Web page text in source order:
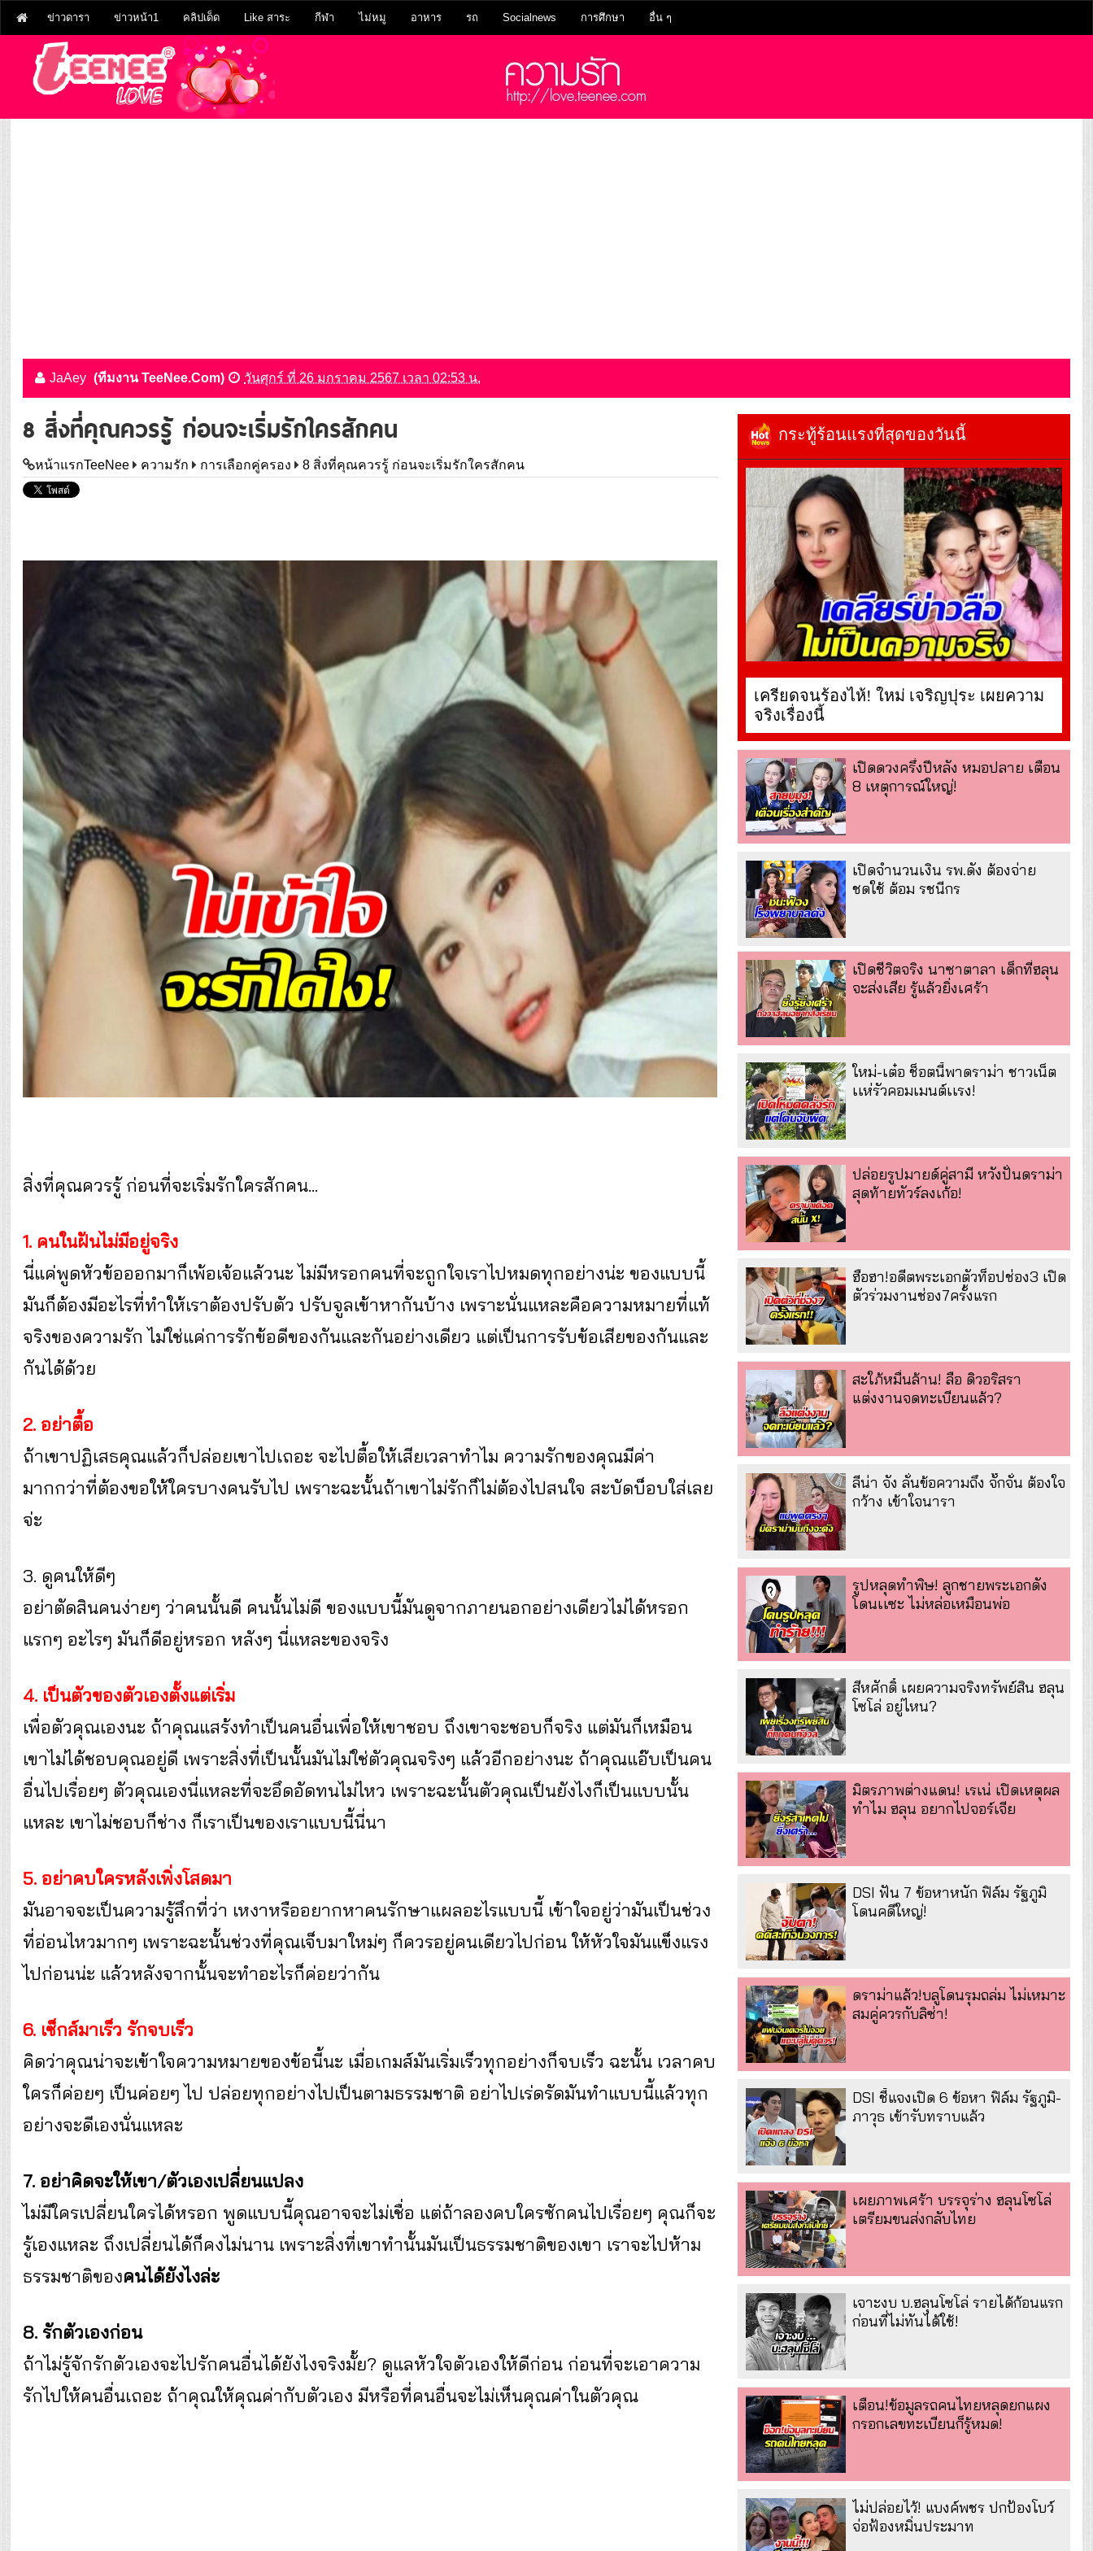
ข่าวดารา ข่าวหน้า1 คลิปเด็ด Like สาระ กีฬา ไม่หมู อาหาร รถ Socialnews การศึกษา อื่น ๆ
JaAey (ทีมงาน TeeNee.Com) วันศุกร์ ที่ 26 มกราคม 2567 เวลา 02:53 น.
8 สิ่งที่คุณควรรู้ ก่อนจะเริ่มรักใครสักคน
หน้าแรกTeeNee ความรัก การเลือกคู่ครอง 8 สิ่งที่คุณควรรู้ ก่อนจะเริ่มรักใครสักคน
สิ่งที่คุณควรรู้ ก่อนที่จะเริ่มรักใครสักคน...
1. คนในฝันไม่มีอยู่จริง
นี่แค่พูดหัวข้อออกมาก็เพ้อเจ้อแล้วนะ ไม่มีหรอกคนที่จะถูกใจเราไปหมดทุกอย่างน่ะ ของแบบนี้
มันก็ต้องมีอะไรที่ทำให้เราต้องปรับตัว ปรับจูลเข้าหากันบ้าง เพราะนั่นแหละคือความหมายที่แท้
จริงของความรัก ไม่ใช่แค่การรักข้อดีของกันและกันอย่างเดียว แต่เป็นการรับข้อเสียของกันและ
กันได้ด้วย
2. อย่าตื้อ
ถ้าเขาปฏิเสธคุณแล้วก็ปล่อยเขาไปเถอะ จะไปตื้อให้เสียเวลาทำไม ความรักของคุณมีค่า
มากกว่าที่ต้องขอให้ใครบางคนรับไป เพราะฉะนั้นถ้าเขาไม่รักก็ไม่ต้องไปสนใจ สะบัดบ็อบใส่เลย
จ่ะ
3. ดูคนให้ดีๆ
อย่าตัดสินคนง่ายๆ ว่าคนนั้นดี คนนั้นไม่ดี ของแบบนี้มันดูจากภายนอกอย่างเดียวไม่ได้หรอก
แรกๆ อะไรๆ มันก็ดีอยู่หรอก หลังๆ นี่แหละของจริง
4. เป็นตัวของตัวเองตั้งแต่เริ่ม
เพื่อตัวคุณเองนะ ถ้าคุณแสร้งทำเป็นคนอื่นเพื่อให้เขาชอบ ถึงเขาจะชอบก็จริง แต่มันก็เหมือน
เขาไม่ได้ชอบคุณอยู่ดี เพราะสิ่งที่เป็นนั้นมันไม่ใช่ตัวคุณจริงๆ แล้วอีกอย่างนะ ถ้าคุณแอ๊บเป็นคน
อื่นไปเรื่อยๆ ตัวคุณเองนี่แหละที่จะอึดอัดทนไม่ไหว เพราะฉะนั้นตัวคุณเป็นยังไงก็เป็นแบบนั้น
แหละ เขาไม่ชอบก็ช่าง ก็เราเป็นของเราแบบนี้นี่นา
5. อย่าคบใครหลังเพิ่งโสดมา
มันอาจจะเป็นความรู้สึกที่ว่า เหงาหรืออยากหาคนรักษาแผลอะไรแบบนี้ เข้าใจอยู่ว่ามันเป็นช่วง
ที่อ่อนไหวมากๆ เพราะฉะนั้นช่วงที่คุณเจ็บมาใหม่ๆ ก็ควรอยู่คนเดียวไปก่อน ให้หัวใจมันแข็งแรง
ไปก่อนน่ะ แล้วหลังจากนั้นจะทำอะไรก็ค่อยว่ากัน
6. เซ็กส์มาเร็ว รักจบเร็ว
คิดว่าคุณน่าจะเข้าใจความหมายของข้อนี้นะ เมื่อเกมส์มันเริ่มเร็วทุกอย่างก็จบเร็ว ฉะนั้น เวลาคบ
ใครก็ค่อยๆ เป็นค่อยๆ ไป ปล่อยทุกอย่างไปเป็นตามธรรมชาติ อย่าไปเร่ดรัดมันทำแบบนี้แล้วทุก
อย่างจะดีเองนั่นแหละ
7. อย่าคิดจะให้เขา/ตัวเองเปลี่ยนแปลง
ไม่มีใครเปลี่ยนใครได้หรอก พูดแบบนี้คุณอาจจะไม่เชื่อ แต่ถ้าลองคบใครซักคนไปเรื่อยๆ คุณก็จะ
รู้เองแหละ ถึงเปลี่ยนได้ก็คงไม่นาน เพราะสิ่งที่เขาทำนั้นมันเป็นธรรมชาติของเขา เราจะไปห้าม
ธรรมชาติของคนได้ยังไงล่ะ
8. รักตัวเองก่อน
ถ้าไม่รู้จักรักตัวเองจะไปรักคนอื่นได้ยังไงจริงมั้ย? ดูแลหัวใจตัวเองให้ดีก่อน ก่อนที่จะเอาความ
รักไปให้คนอื่นเถอะ ถ้าคุณให้คุณค่ากับตัวเอง มีหรือที่คนอื่นจะไม่เห็นคุณค่าในตัวคุณ
กระทู้ร้อนแรงที่สุดของวันนี้
เครียดจนร้องไห้! ใหม่ เจริญปุระ เผยความ
จริงเรื่องนี้
เปิดดวงครึ่งปีหลัง หมอปลาย เตือน
8 เหตุการณ์ใหญ่!
เปิดจำนวนเงิน รพ.ดัง ต้องจ่าย
ชดใช้ ต้อม รชนีกร
เปิดชีวิตจริง นาซาตาลา เด็กที่ฮลุน
จะส่งเสีย รู้แล้วยิ่งเศร้า
ใหม่-เต๋อ ช็อตนี้พาดราม่า ชาวเน็ต
เเห่รัวคอมเมนต์เเรง!
ปล่อยรูปมายด์คู่สามี หวังปั่นดราม่า
สุดท้ายทัวร์ลงเก้อ!
ฮือฮา!อดีตพระเอกตัวท็อปช่อง3 เปิด
ตัวร่วมงานช่อง7ครั้งแรก
สะใภ้หมื่นล้าน! ลือ ดิวอริสรา
แต่งงานจดทะเบียนแล้ว?
ลีน่า จัง ลั่นข้อความถึง จั๊กจั่น ต้องใจ
กว้าง เข้าใจนารา
รูปหลุดทำพิษ! ลูกชายพระเอกดัง
โดนเเซะ ไม่หล่อเหมือนพ่อ
สีหศักดิ์ เผยความจริงทรัพย์สิน ฮลุน
โซโล่ อยู่ไหน?
มิตรภาพต่างแดน! เรเน่ เปิดเหตุผล
ทำไม ฮลุน อยากไปจอร์เจีย
DSI ฟัน 7 ข้อหาหนัก ฟิล์ม รัฐภูมิ
โดนคดีใหญ่!
ดราม่าแล้ว!บลูโดนรุมถล่ม ไม่เหมาะ
สมคู่ควรกับลิซ่า!
DSI ชี้แจงเปิด 6 ข้อหา ฟิล์ม รัฐภูมิ-
ภาวุธ เข้ารับทราบแล้ว
เผยภาพเศร้า บรรจุร่าง ฮลุนโซโล่
เตรียมขนส่งกลับไทย
เจาะงบ บ.ฮลุนโซโล่ รายได้ก้อนแรก
ก่อนที่ไม่ทันได้ใช้!
เตือน!ข้อมูลรถคนไทยหลุดยกแผง
กรอกเลขทะเบียนก็รู้หมด!
ไม่ปล่อยไว้! แบงค์พชร ปกป้องโบว์
จ่อฟ้องหมิ่นประมาท